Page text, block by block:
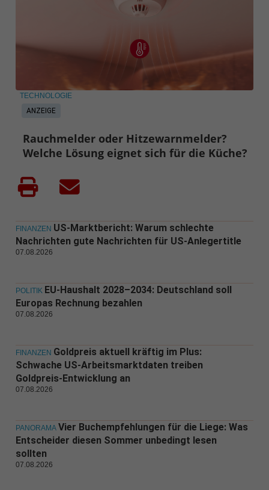
ANZEIGE
TECHNOLOGIE
Rauchmelder oder Hitzewarnmelder?
Welche Lösung eignet sich für die Küche?
FINANZEN US-Marktbericht: Warum schlechte
Nachrichten gute Nachrichten für US-Anlegertitle
07.08.2026
POLITIK EU-Haushalt 2028–2034: Deutschland soll
Europas Rechnung bezahlen
07.08.2026
FINANZEN Goldpreis aktuell kräftig im Plus:
Schwache US-Arbeitsmarktdaten treiben
Goldpreis-Entwicklung an
07.08.2026
PANORAMA Vier Buchempfehlungen für die Liege: Was
Entscheider diesen Sommer unbedingt lesen
sollten
07.08.2026